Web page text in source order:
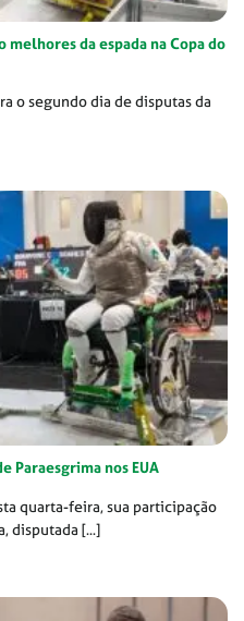
da espada na Copa do
o segundo dia de disputas da
Paraesgrima nos EUA
quarta-feira, sua participação
disputada [...]